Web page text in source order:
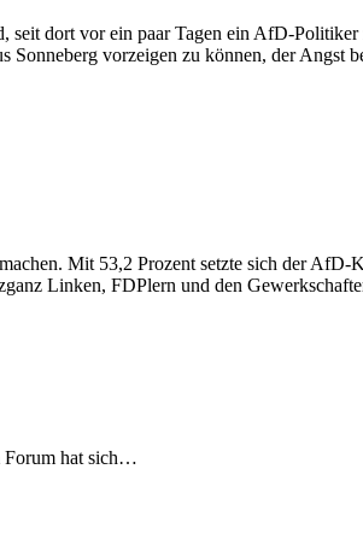
dort vor ein paar Tagen ein AfD-
Sonneberg vorzeigen zu können, der Angst
Mit 53,2 Prozent setzte sich der
Linken, FDPlern und den
Forum hat sich…